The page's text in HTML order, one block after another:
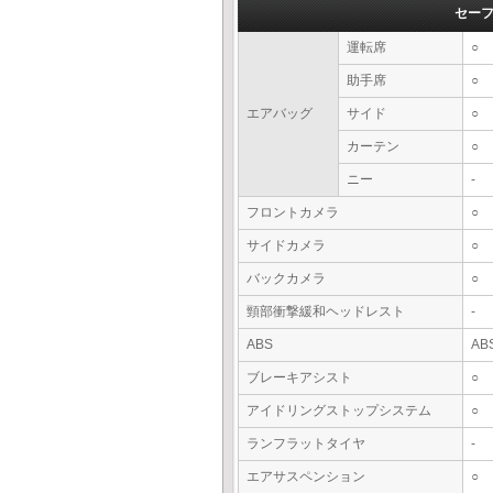
セー
エアバッグ
運転席 ○
助手席 ○
サイド ○
カーテン ○
ニー -
フロントカメラ ○
サイドカメラ ○
バックカメラ ○
頸部衝撃緩和ヘッドレスト -
ABS
ブレーキアシスト ○
アイドリングストップシステム ○
ランフラットタイヤ -
エアサスペンション ○